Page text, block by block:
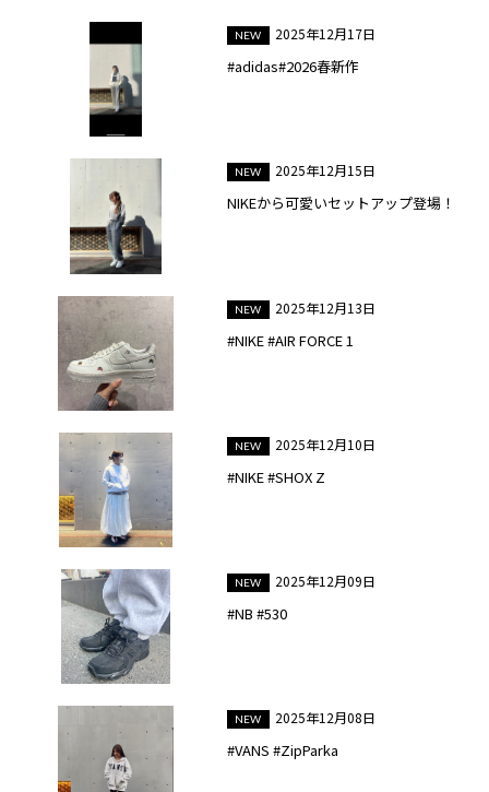
2025年12月17日
#adidas#2026春新作
2025年12月15日
NIKEから可愛いセットアップ登場！
2025年12月13日
#NIKE #AIR FORCE 1
2025年12月10日
#NIKE #SHOX Z
2025年12月09日
#NB #530
2025年12月08日
#VANS #ZipParka